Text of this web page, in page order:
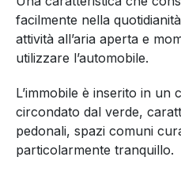
facilmente nella
attività all’aria aperta e
utilizzare l’automobile.
L’immobile è inserito in un
circondato dal verde,
pedonali, spazi comuni
particolarmente tranquillo.